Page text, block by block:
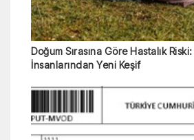
Doğum Sırasına Göre Hastalık
İnsanlarından Yeni Keşif